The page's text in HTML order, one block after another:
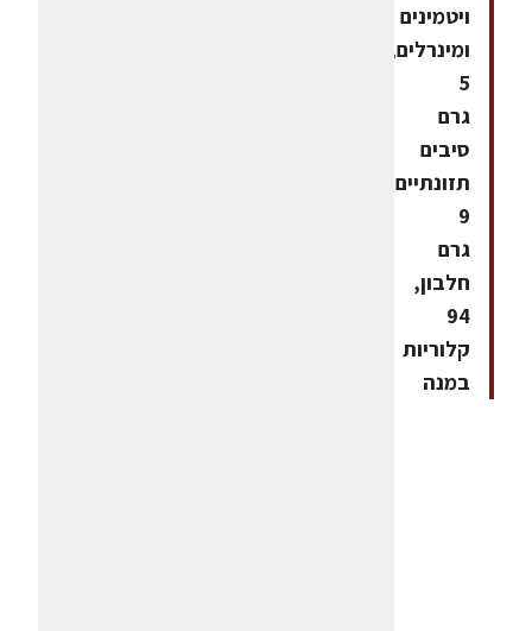
ויטמינים
ומינרלים,
5
גרם
סיבים
תזונתיים,
9
גרם
חלבון,
94
קלוריות
במנה